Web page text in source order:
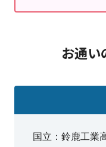
お通い
国立：鈴鹿工業